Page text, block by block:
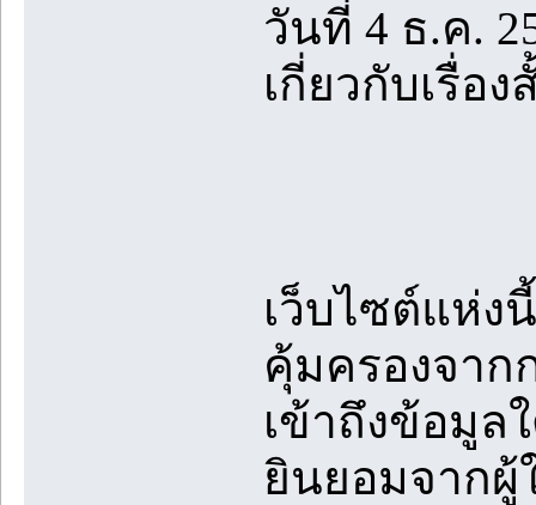
วันที่ 4 ธ.ค.
เกี่ยวกับเรื่อ
เว็บไซต์แห่ง
คุ้มครองจาก
เข้าถึงข้อมูล
ยินยอมจากผู้